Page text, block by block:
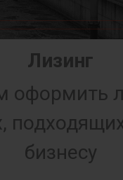
Лизинг
бизнесу